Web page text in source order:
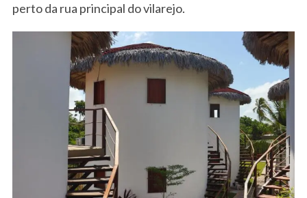
perto da rua principal do vilarejo.